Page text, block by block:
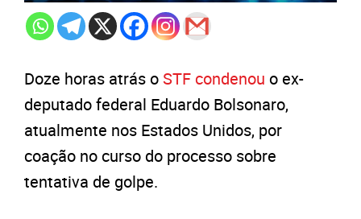
Doze horas atrás oSTF condenou o ex-
deputado federal Eduardo Bolsonaro,
atualmente nos Estados Unidos, por
coação no curso do processo sobre
tentativa de golpe.